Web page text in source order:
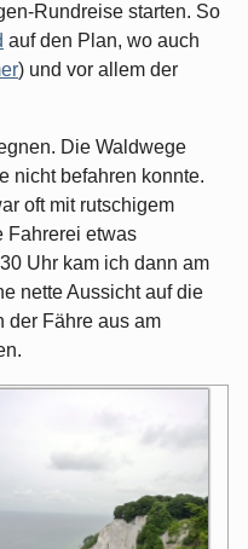
Rundreise starten. So
auf den Plan, wo auch
) und vor allem der
Die Waldwege
nicht befahren konnte.
oft mit rutschigem
Fahrerei etwas
Uhr kam ich dann am
nette Aussicht auf die
der Fähre aus am